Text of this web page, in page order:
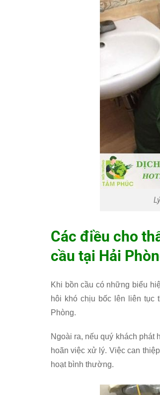
Các điều cho
cầu tại Hải
Khi bồn cầu có những biểu
hôi khó chịu bốc lên liên tục
Phòng.
Ngoài ra, nếu quý khách phát
hoãn việc xử lý. Việc can
hoạt bình thường.